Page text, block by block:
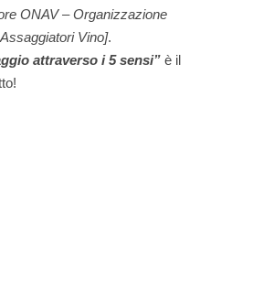
ONAV – Organizzazione
Vino].
attraverso i 5 sensi” è il